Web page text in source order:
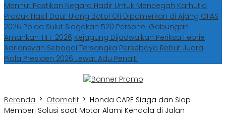
Menhut Pastikan Negara Hadir Untuk Mencegah Karhutla
Produk Hasil Daur Ulang Botol Oli Dipamerkan di Ajang GIIAS
2026 Polda Sulut Siagakan 520 Personel Gabungan
Amankan TIFF 2026 Kejagung Dijadwalkan Periksa Febrie
Adriansyah Sebagai Tersangka Persebaya Rebut Juara
Piala Presiden 2026 Lewat Adu Penalti
Beranda Otomotif
Honda CARE Siaga dan Siap
Memberi Solusi saat Motor Alami Kendala di Jalan